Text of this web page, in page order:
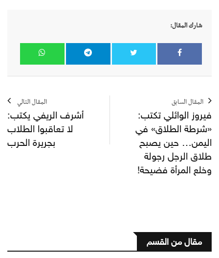
شارك المقال:
المقال السابق
فيروز الوائلي تكتب:
«شرطة الطلاق» في
اليمن… حين يصبح
طلاق الرجل رجولة
وخلع المرأة فضيحة!
المقال التالي
أشرف الريفي يكتب:
لا تعاقبوا الطلاب
بجريرة الحرب
مقال من القسم